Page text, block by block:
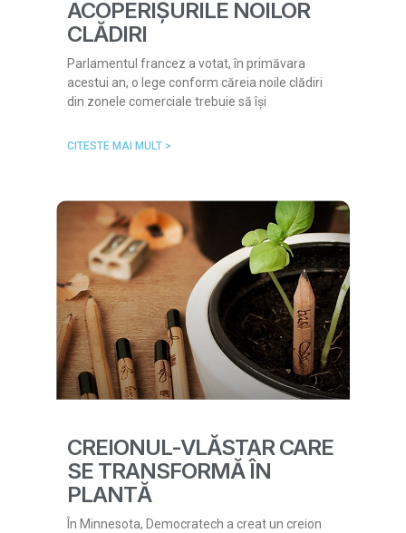
ACOPERIȘURILE NOILOR
CLĂDIRI
Parlamentul francez a votat, în primăvara
acestui an, o lege conform căreia noile clădiri
din zonele comerciale trebuie să își
CITESTE MAI MULT >
CREIONUL-VLĂSTAR CARE
SE TRANSFORMĂ ÎN
PLANTĂ
În Minnesota, Democratech a creat un creion